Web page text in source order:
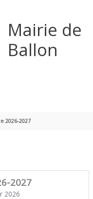
Mairie de
Ballon
2026-2027
2027
2026